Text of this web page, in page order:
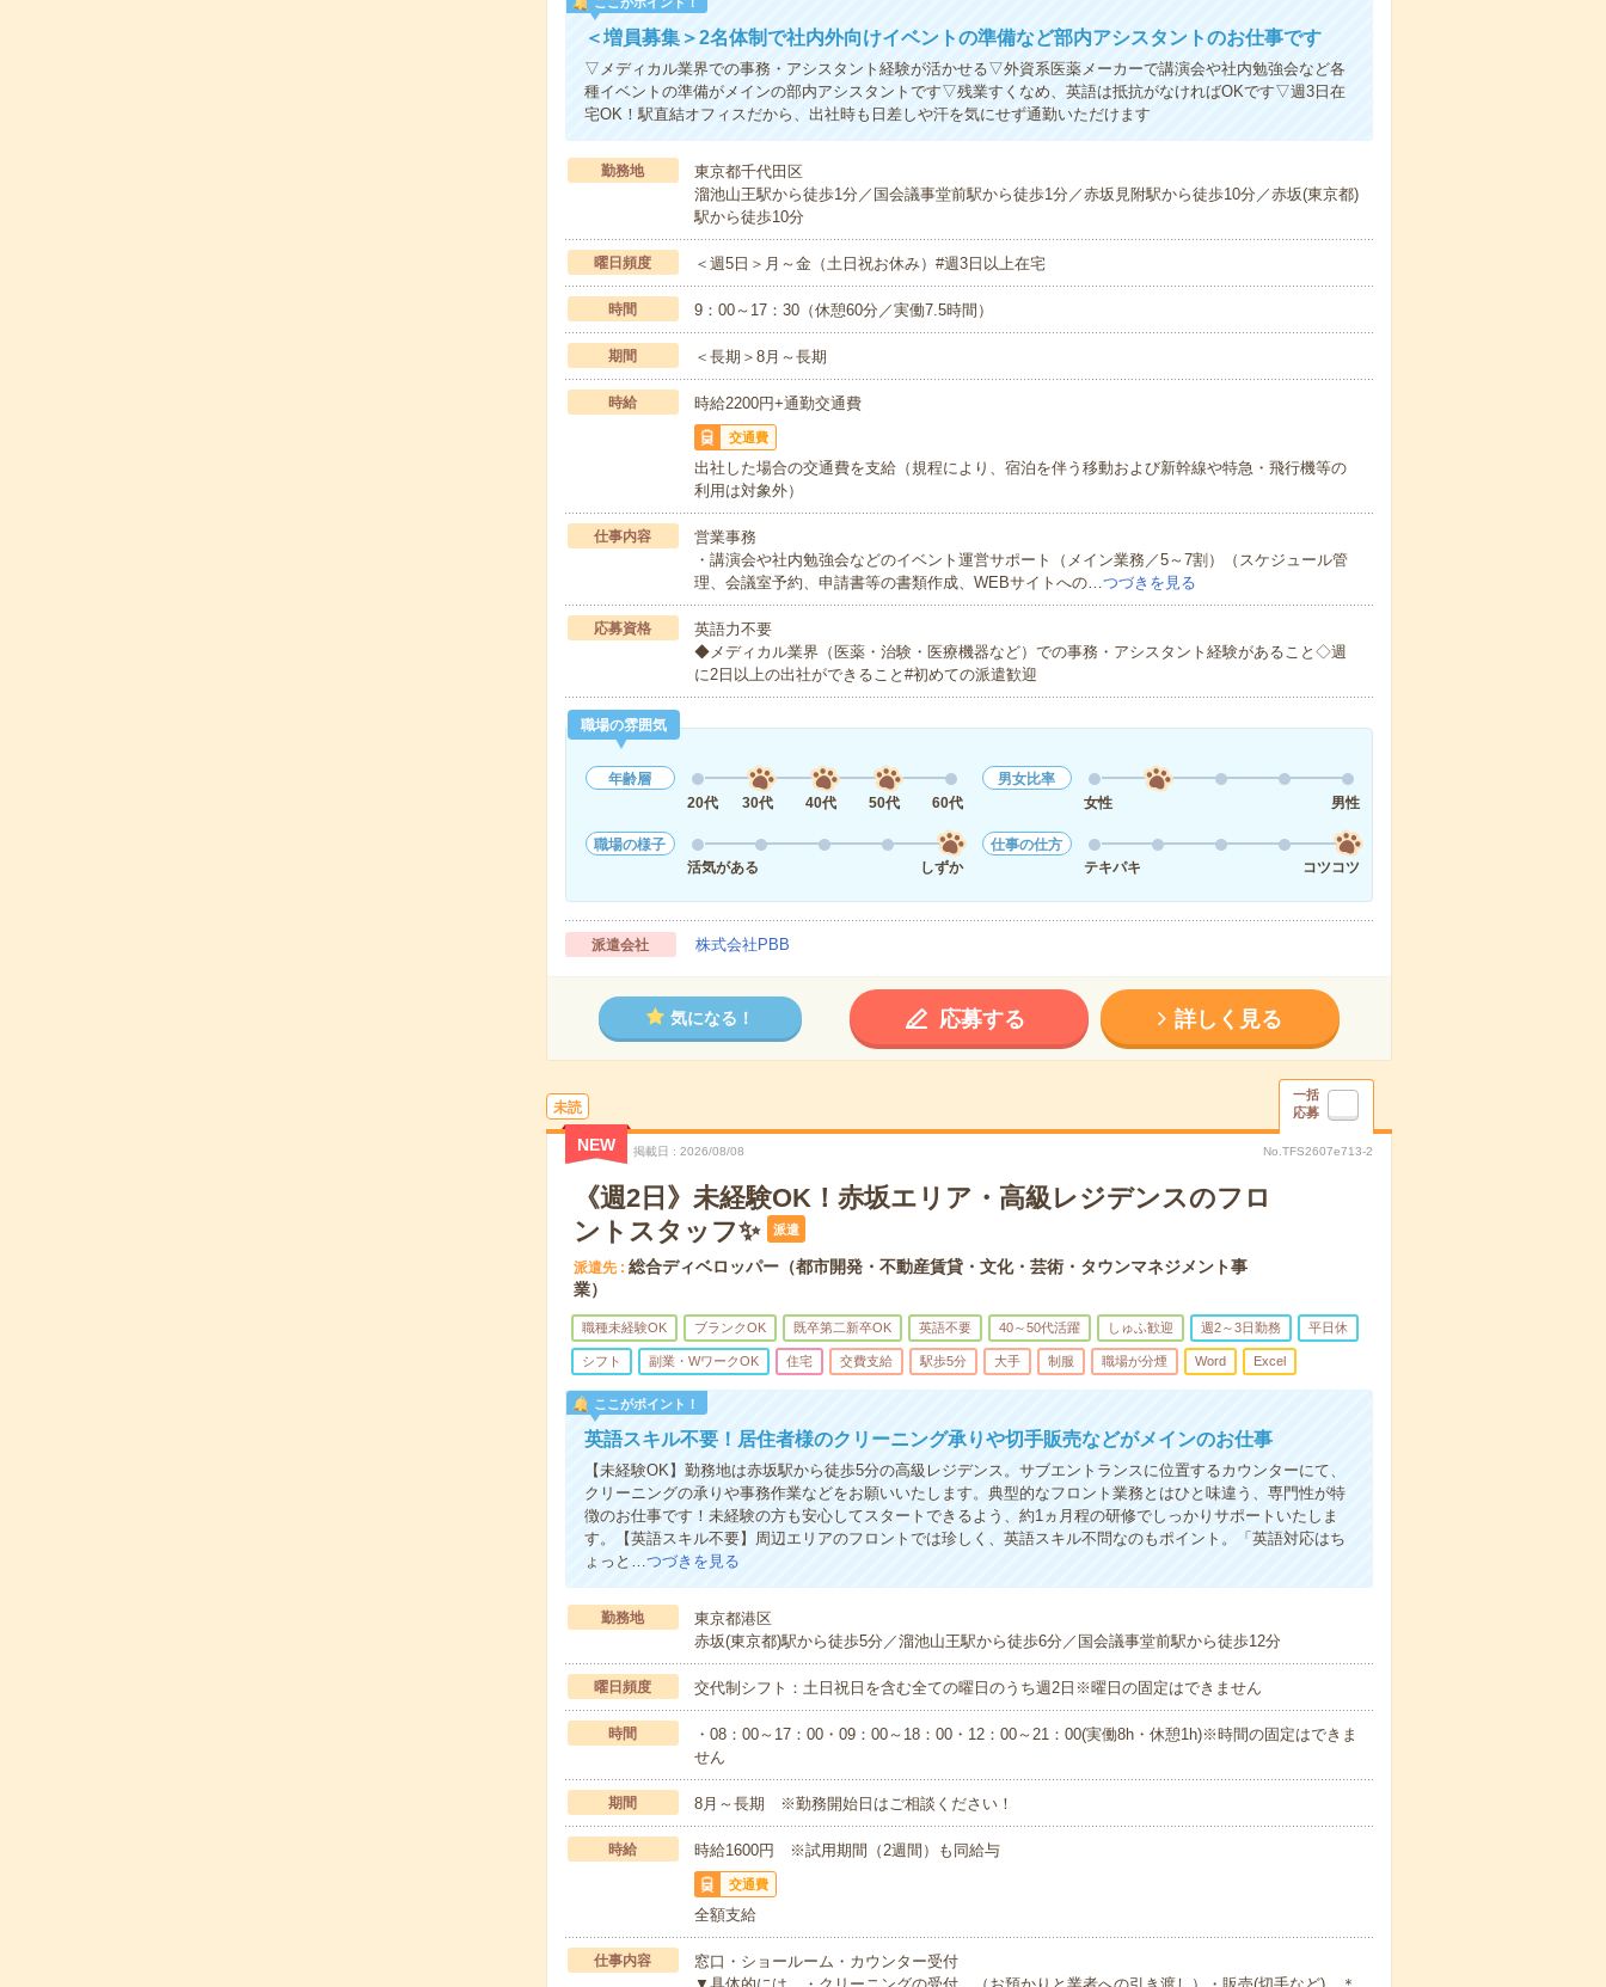
＜増員募集＞2名体制で社内外向けイベントの準備など部内アシスタントのお仕事です
▽メディカル業界での事務・アシスタント経験が活かせる▽外資系医薬メーカーで講演会や社内勉強会など各
種イベントの準備がメインの部内アシスタントです▽残業すくなめ、英語は抵抗がなければOKです▽週3日在
宅OK！駅直結オフィスだから、出社時も日差しや汗を気にせず通勤いただけます
勤務地
東京都千代田区
溜池山王駅から徒歩1分／国会議事堂前駅から徒歩1分／赤坂見附駅から徒歩10分／赤坂(東京都)
駅から徒歩10分
曜日頻度 ＜週5日＞月～金（土日祝お休み）#週3日以上在宅
時間 9：00～17：30（休憩60分／実働7.5時間）
期間 ＜長期＞8月～長期
時給 時給2200円+通勤交通費
交通費
出社した場合の交通費を支給（規程により、宿泊を伴う移動および新幹線や特急・飛行機等の
利用は対象外）
仕事内容
営業事務
・講演会や社内勉強会などのイベント運営サポート（メイン業務／5～7割）（スケジュール管
理、会議室予約、申請書等の書類作成、WEBサイトへの…つづきを見る
応募資格
英語力不要
◆メディカル業界（医薬・治験・医療機器など）での事務・アシスタント経験があること◇週
に2日以上の出社ができること#初めての派遣歓迎
職場の雰囲気
年齢層
20代
30代 40代 50代 60代
男女比率
女性
男性
職場の様子
活気がある
しずか
仕事の仕方
テキパキ
コツコツ
派遣会社 株式会社PBB
気になる！ 応募する 詳しく見る
未読
一括
応募
NEW 掲載日 2026/08/08 No.TFS2607e713-2
《週2日》未経験OK！赤坂エリア・高級レジデンスのフロ
ントスタッフ✨
派遣
派遣先
総合ディベロッパー（都市開発・不動産賃貸・文化・芸術・タウンマネジメント事
業）
職種未経験OK ブランクOK 既卒第二新卒OK 英語不要 40～50代活躍 しゅふ歓迎 週2～3日勤務 平日休
シフト 副業・WワークOK 住宅 交費支給 駅歩5分 大手 制服 職場が分煙 Word Excel
ここがポイント！
英語スキル不要！居住者様のクリーニング承りや切手販売などがメインのお仕事
【未経験OK】勤務地は赤坂駅から徒歩5分の高級レジデンス。サブエントランスに位置するカウンターにて、
クリーニングの承りや事務作業などをお願いいたします。典型的なフロント業務とはひと味違う、専門性が特
徴のお仕事です！未経験の方も安心してスタートできるよう、約1ヵ月程の研修でしっかりサポートいたしま
す。【英語スキル不要】周辺エリアのフロントでは珍しく、英語スキル不問なのもポイント。「英語対応はち
ょっと…つづきを見る
勤務地
東京都港区
赤坂(東京都)駅から徒歩5分／溜池山王駅から徒歩6分／国会議事堂前駅から徒歩12分
曜日頻度 交代制シフト：土日祝日を含む全ての曜日のうち週2日※曜日の固定はできません
時間
・08：00～17：00・09：00～18：00・12：00～21：00(実働8h・休憩1h)※時間の固定はできま
せん
期間 8月～長期 ※勤務開始日はご相談ください！
時給 時給1600円 ※試用期間（2週間）も同給与
交通費
全額支給
仕事内容
窓口・ショールーム・カウンター受付